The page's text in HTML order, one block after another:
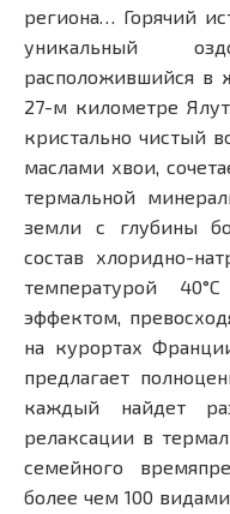
региона… Горячий
уникальный
расположившийся в
27-м километре
кристально чистый
маслами хвои,
термальной
земли с глубины
состав хлоридно-
температурой
эффектом,
на курортах
предлагает
каждый найдет
релаксации в
семейного
более чем 100